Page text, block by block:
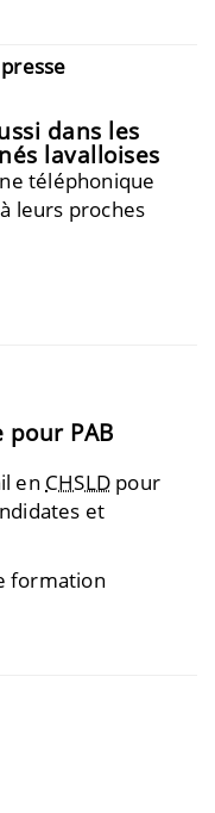
dans les
lavalloises
téléphonique
leurs proches
PAB
en CHSLD pour
et
formation